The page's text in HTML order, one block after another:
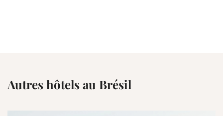
Autres hôtels au Brésil